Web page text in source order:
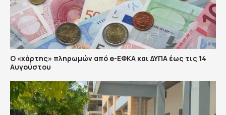
Ο «χάρτης» πληρωμών από e-ΕΦΚΑ και ΔΥΠΑ έως τις 14
Αυγούστου